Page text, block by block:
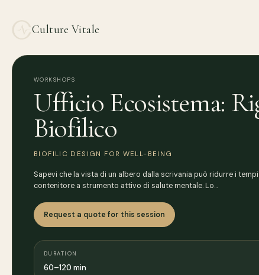
Culture Vitale
WORKSHOPS
Ufficio Ecosistema:
Biofilico
BIOFILIC DESIGN FOR WELL-BEING
Sapevi che la vista di un albero dalla scrivania può ridurre i
contenitore a strumento attivo di salute mentale. Lo…
Request a quote for this session
DURATION
60–120 min